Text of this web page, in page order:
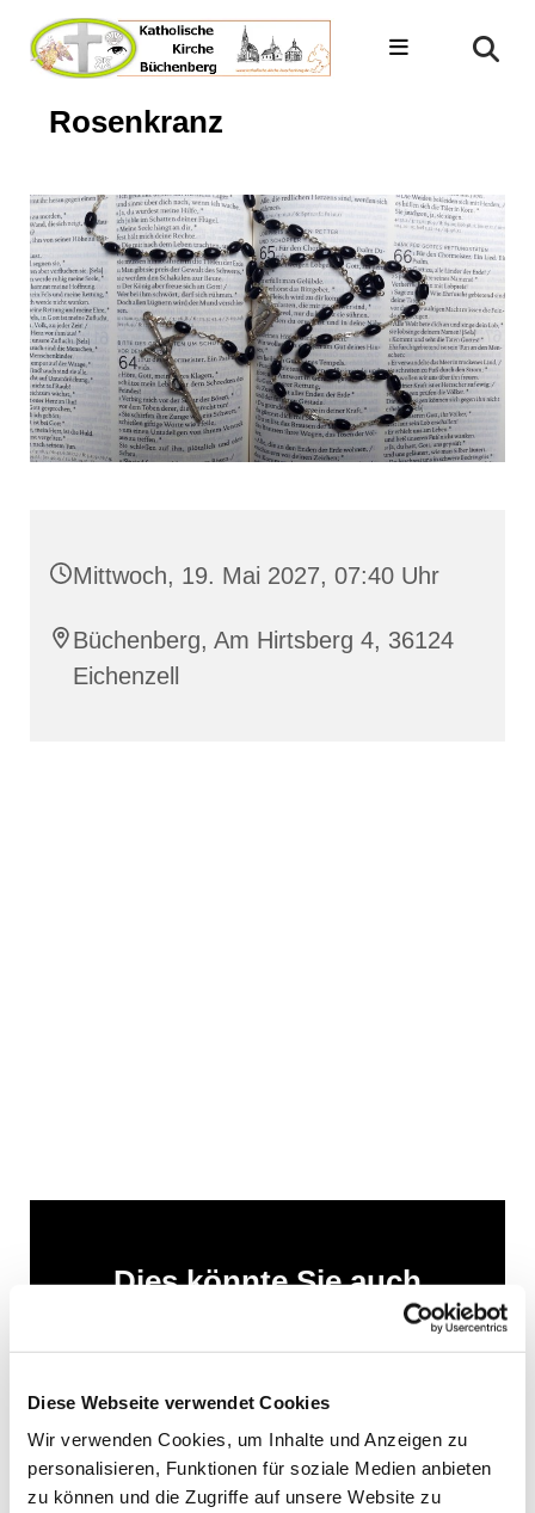
Diese Webseite verwendet Cookies
Wir verwenden Cookies, um Inhalte und Anzeigen zu
personalisieren, Funktionen für soziale Medien anbieten
zu können und die Zugriffe auf unsere Website zu
Rosenkranz
Mittwoch, 19. Mai 2027, 07:40 Uhr
Büchenberg, Am Hirtsberg 4, 36124
Eichenzell
Dies könnte Sie auch